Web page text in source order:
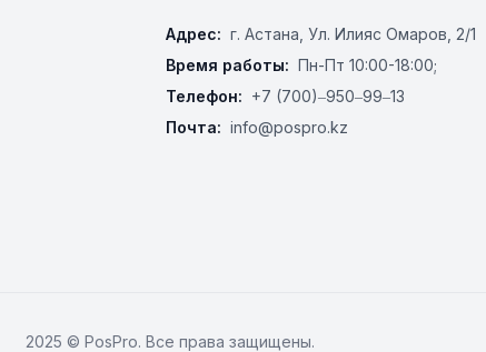
Адрес: г. Астана, ​Ул. Илияс Омаров, 2/1
Время работы: Пн-Пт 10:00-18:00;
Телефон: +7 (700)‒950‒99‒13
Почта: info@pospro.kz
2025 © PosPro. Все права защищены.